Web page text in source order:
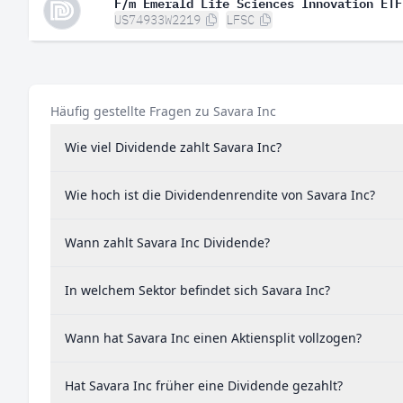
US74933W2219 LFSC
Häufig gestellte Fragen zu Savara Inc
Wie viel Dividende zahlt Savara Inc?
Wie hoch ist die Dividendenrendite von Savara Inc?
Wann zahlt Savara Inc Dividende?
In welchem Sektor befindet sich Savara Inc?
Wann hat Savara Inc einen Aktiensplit vollzogen?
Hat Savara Inc früher eine Dividende gezahlt?